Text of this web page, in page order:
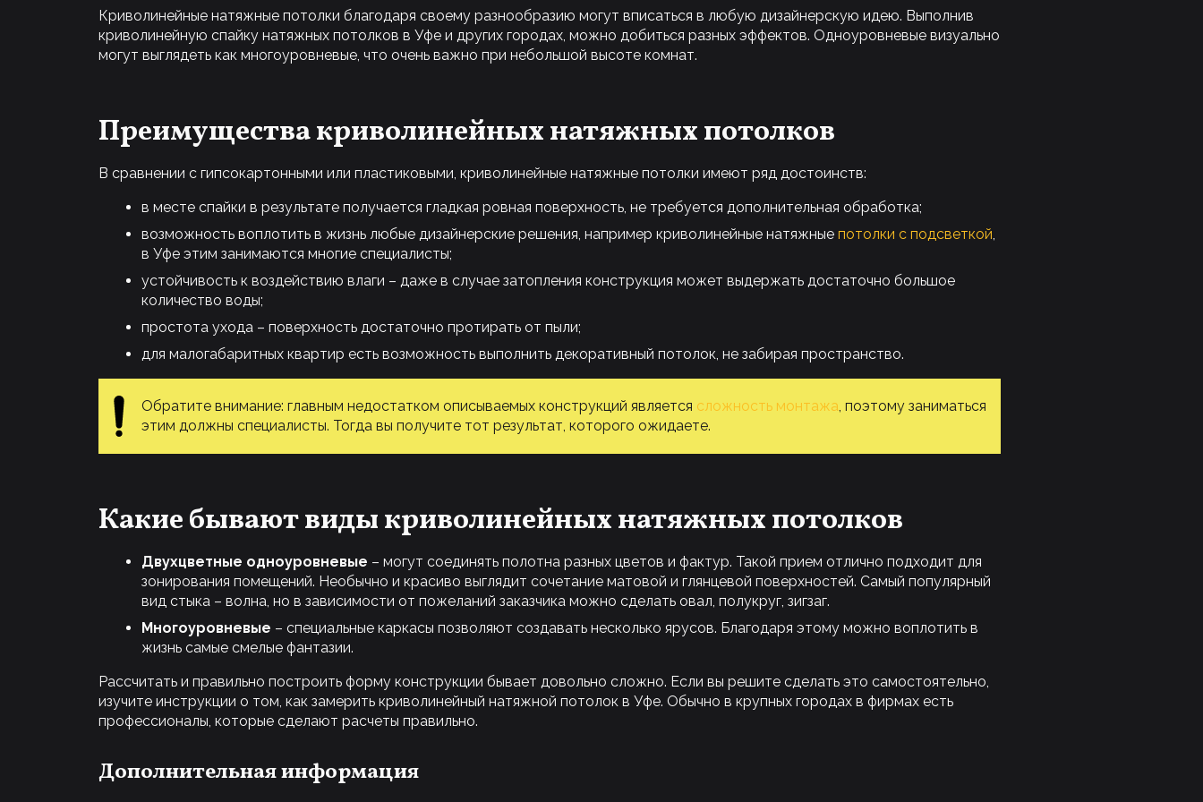
Криволинейные натяжные потолки благодаря своему разнообразию могут вписаться в любую дизайнерскую идею. Выполнив
криволинейную спайку натяжных потолков в Уфе и других городах, можно добиться разных эффектов. Одноуровневые визуально
могут выглядеть как многоуровневые, что очень важно при небольшой высоте комнат.
Преимущества криволинейных натяжных потолков
В сравнении с гипсокартонными или пластиковыми, криволинейные натяжные потолки имеют ряд достоинств:
в месте спайки в результате получается гладкая ровная поверхность, не требуется дополнительная обработка;
возможность воплотить в жизнь любые дизайнерские решения, например криволинейные натяжные потолки с подсветкой,
в Уфе этим занимаются многие специалисты;
устойчивость к воздействию влаги – даже в случае затопления конструкция может выдержать достаточно большое
количество воды;
простота ухода – поверхность достаточно протирать от пыли;
для малогабаритных квартир есть возможность выполнить декоративный потолок, не забирая пространство.
Обратите внимание: главным недостатком описываемых конструкций является сложность монтажа, поэтому заниматься
этим должны специалисты. Тогда вы получите тот результат, которого ожидаете.
Какие бывают виды криволинейных натяжных потолков
Двухцветные одноуровневые – могут соединять полотна разных цветов и фактур. Такой прием отлично подходит для
зонирования помещений. Необычно и красиво выглядит сочетание матовой и глянцевой поверхностей. Самый популярный
вид стыка – волна, но в зависимости от пожеланий заказчика можно сделать овал, полукруг, зигзаг.
Многоуровневые – специальные каркасы позволяют создавать несколько ярусов. Благодаря этому можно воплотить в
жизнь самые смелые фантазии.
Рассчитать и правильно построить форму конструкции бывает довольно сложно. Если вы решите сделать это самостоятельно,
изучите инструкции о том, как замерить криволинейный натяжной потолок в Уфе. Обычно в крупных городах в фирмах есть
профессионалы, которые сделают расчеты правильно.
Дополнительная информация